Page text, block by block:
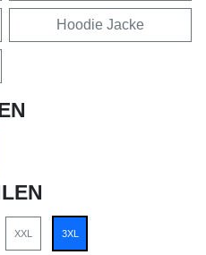
Hoodie Jacke
XXL 3XL